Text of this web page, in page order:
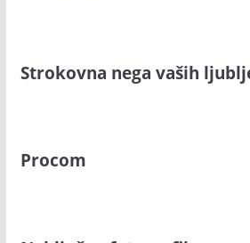
Strokovna nega vaših
Procom